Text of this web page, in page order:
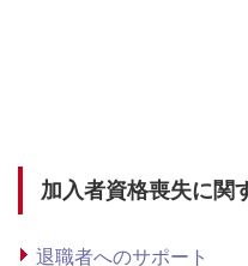
加入者資格喪失に関
退職者へのサポート